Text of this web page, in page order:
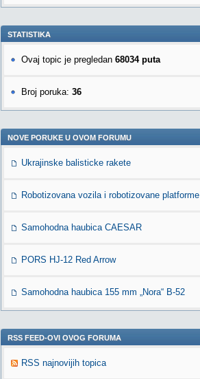
STATISTIKA
Ovaj topic je pregledan 68034 puta
Broj poruka: 36
NOVE PORUKE U OVOM FORUMU
Ukrajinske balisticke rakete
Robotizovana vozila i robotizovane platforme
Samohodna haubica CAESAR
PORS HJ-12 Red Arrow
Samohodna haubica 155 mm „Nora“ B-52
RSS FEED-OVI OVOG FORUMA
RSS najnovijih topica